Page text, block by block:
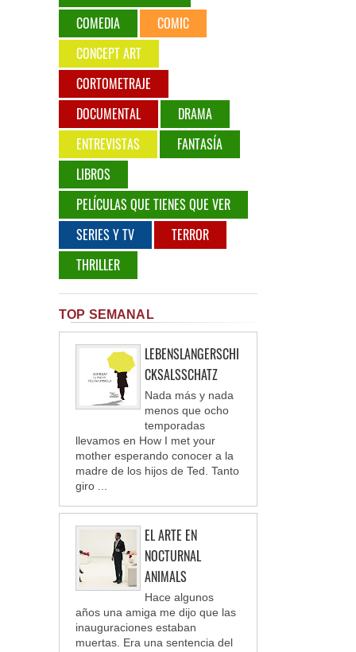
COMEDIA
COMIC
CONCEPT ART
CORTOMETRAJE
DOCUMENTAL
DRAMA
ENTREVISTAS
FANTASÍA
LIBROS
PELÍCULAS QUE TIENES QUE VER
SERIES Y TV
TERROR
THRILLER
TOP SEMANAL
LEBENSLANGERSCHI
CKSALSSCHATZ
Nada más y nada
menos que ocho
temporadas
llevamos en How I met your
mother esperando conocer a la
madre de los hijos de Ted. Tanto
giro ...
EL ARTE EN
NOCTURNAL
ANIMALS
Hace algunos
años una amiga me dijo que las
inauguraciones estaban
muertas. Era una sentencia del